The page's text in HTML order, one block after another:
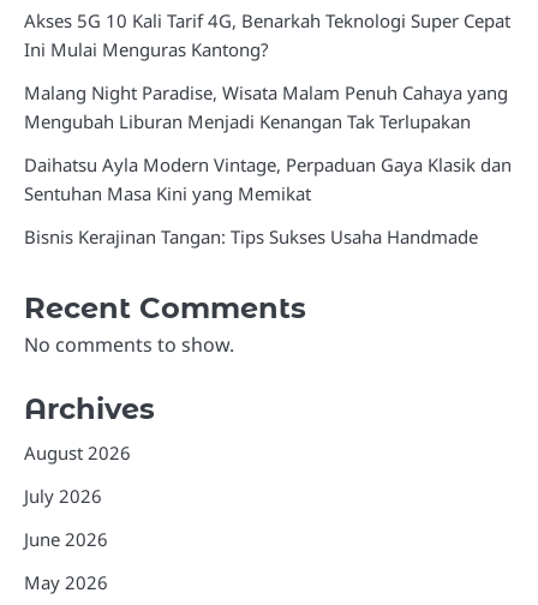
Akses 5G 10 Kali Tarif 4G, Benarkah Teknologi Super Cepat
Ini Mulai Menguras Kantong?
Malang Night Paradise, Wisata Malam Penuh Cahaya yang
Mengubah Liburan Menjadi Kenangan Tak Terlupakan
Daihatsu Ayla Modern Vintage, Perpaduan Gaya Klasik dan
Sentuhan Masa Kini yang Memikat
Bisnis Kerajinan Tangan: Tips Sukses Usaha Handmade
Recent Comments
No comments to show.
Archives
August 2026
July 2026
June 2026
May 2026